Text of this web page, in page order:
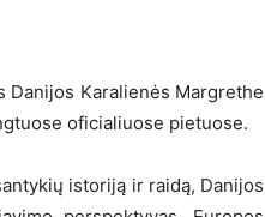
Danijos Karalienės Margrethe
oficialiuose pietuose.
istoriją ir raidą, Danijos